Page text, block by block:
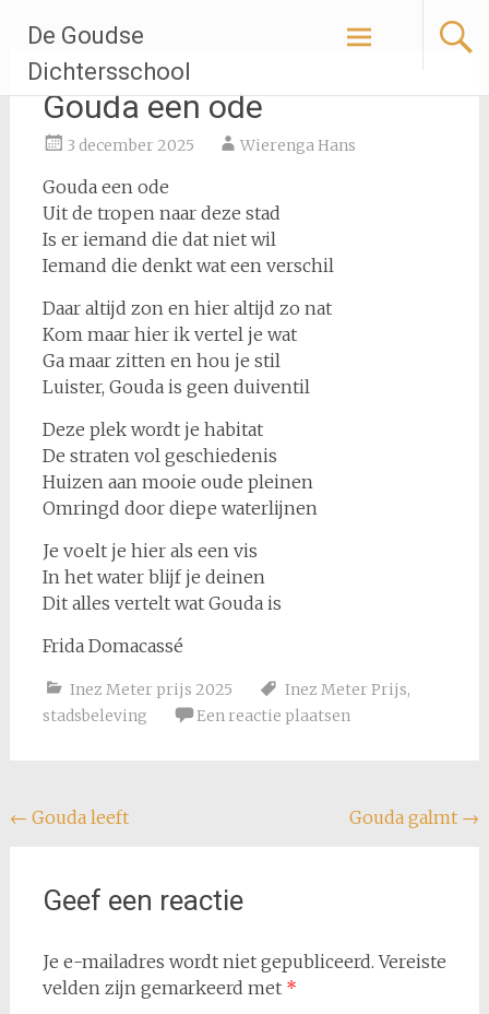
naar
inhoud
De Goudse
Dichtersschool
Gouda een ode
3 december 2025 Wierenga Hans
Gouda een ode
Uit de tropen naar deze stad
Is er iemand die dat niet wil
Iemand die denkt wat een verschil
Daar altijd zon en hier altijd zo nat
Kom maar hier ik vertel je wat
Ga maar zitten en hou je stil
Luister, Gouda is geen duiventil
Deze plek wordt je habitat
De straten vol geschiedenis
Huizen aan mooie oude pleinen
Omringd door diepe waterlijnen
Je voelt je hier als een vis
In het water blijf je deinen
Dit alles vertelt wat Gouda is
Frida Domacassé
Inez Meter prijs 2025 Inez Meter Prijs,
stadsbeleving
Een reactie plaatsen
Bericht
← Gouda leeft Gouda galmt →
Geef een reactie
Je e-mailadres wordt niet gepubliceerd. Vereiste
velden zijn gemarkeerd met *